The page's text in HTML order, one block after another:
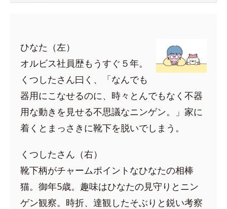
ひなた（左）
オルビス社員歴もうすぐ５年。
くつしたさん曰く、「なんでも
器用にこなせるのに、時々とんでもなく不器
用な動きを見せる不思議なニンゲン。」家に
着くとまっさきに靴下を脱いでしまう。
くつしたさん（右）
靴下柄がチャームポイントなひなたの相棒
猫。御年5歳。趣味はひなたの見守りとニン
ゲン観察。時折、達観したそぶりと鋭い考察